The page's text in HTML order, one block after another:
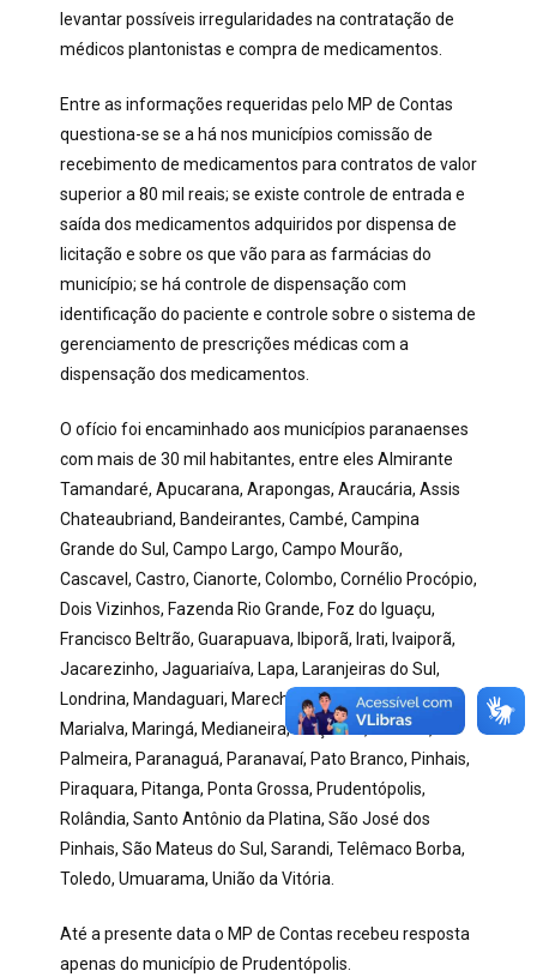
levantar possíveis irregularidades na contratação de
médicos plantonistas e compra de medicamentos.
Entre as informações requeridas pelo MP de Contas
questiona-se se a há nos municípios comissão de
recebimento de medicamentos para contratos de valor
superior a 80 mil reais; se existe controle de entrada e
saída dos medicamentos adquiridos por dispensa de
licitação e sobre os que vão para as farmácias do
município; se há controle de dispensação com
identificação do paciente e controle sobre o sistema de
gerenciamento de prescrições médicas com a
dispensação dos medicamentos.
O ofício foi encaminhado aos municípios paranaenses
com mais de 30 mil habitantes, entre eles Almirante
Tamandaré, Apucarana, Arapongas, Araucária, Assis
Chateaubriand, Bandeirantes, Cambé, Campina
Grande do Sul, Campo Largo, Campo Mourão,
Cascavel, Castro, Cianorte, Colombo, Cornélio Procópio,
Dois Vizinhos, Fazenda Rio Grande, Foz do Iguaçu,
Francisco Beltrão, Guarapuava, Ibiporã, Irati, Ivaiporã,
Jacarezinho, Jaguariaíva, Lapa, Laranjeiras do Sul,
Londrina, Mandaguari, Marechal Cândido Rondon,
Marialva, Maringá, Medianeira, Paiçandu, Palmas,
Palmeira, Paranaguá, Paranavaí, Pato Branco, Pinhais,
Piraquara, Pitanga, Ponta Grossa, Prudentópolis,
Rolândia, Santo Antônio da Platina, São José dos
Pinhais, São Mateus do Sul, Sarandi, Telêmaco Borba,
Toledo, Umuarama, União da Vitória.
Até a presente data o MP de Contas recebeu resposta
apenas do município de Prudentópolis.